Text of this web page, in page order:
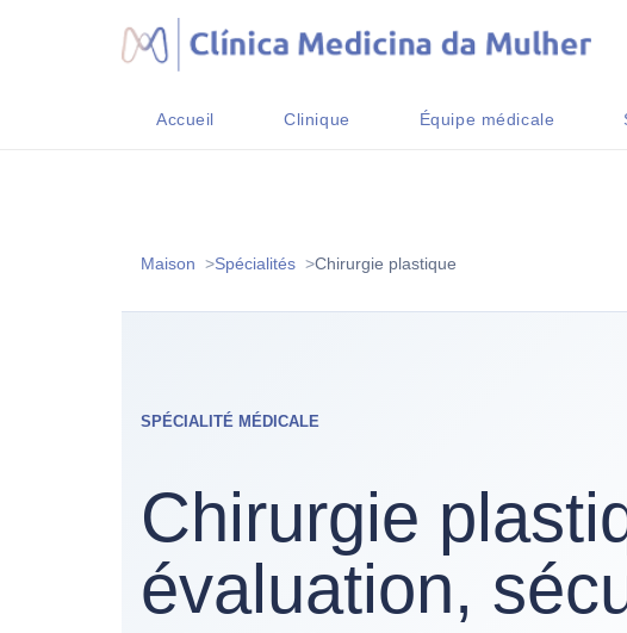
Accueil Clinique Équipe médicale
Maison Spécialités Chirurgie plastique
SPÉCIALITÉ MÉDICALE
Chirurgie
évaluation,